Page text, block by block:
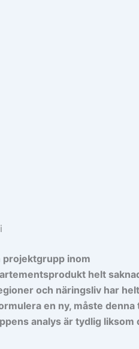
projektgrupp inom
helt
och näringsliv har helt
en ny, måste denna
analys är tydlig liksom